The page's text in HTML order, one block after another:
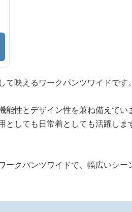
て映えるワークパンツワイドです
能性とデザイン性を兼ね備えてい
としても日常着としても活躍しま
クパンツワイドで、幅広いシ